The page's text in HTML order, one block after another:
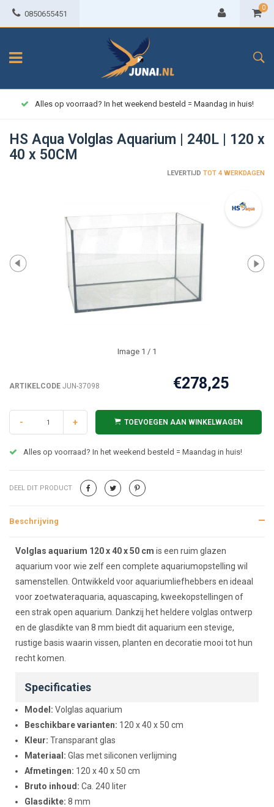
0850655451
0
Alles op voorraad? In het weekend besteld = Maandag in huis!
HS Aqua Volglas Aquarium | 240L | 120 x
40 x 50CM
LEVERTIJD TOT 4 WERKDAGEN
Image 1 / 1
ARTIKELCODE JUN-37098 €278,25
- + TOEVOEGEN AAN WINKELWAGEN
Alles op voorraad? In het weekend besteld = Maandag in huis!
DEEL DIT PRODUCT
Beschrijving
Beschrijving
Volglas aquarium 120 x 40 x 50 cm is een ruim glazen
aquarium voor wie zelf een complete aquariumopstelling wil
samenstellen. Ontwikkeld voor aquariumliefhebbers en ideaal
voor zoetwateraquaria, aquascaping, kweekopstellingen of
een strak open aquarium. Dankzij het heldere volglas ontwerp
en de glasdikte van 8 mm biedt dit aquarium een stevige,
rustige basis waarin vissen, planten en decoratie mooi tot hun
recht komen.
Specificaties
Model: Volglas aquarium
Beschikbare varianten: 120 x 40 x 50 cm
Kleur: Transparant glas
Materiaal: Glas met siliconen verlijming
Afmetingen: 120 x 40 x 50 cm
Bruto inhoud: Ca. 240 liter
Glasdikte: 8 mm